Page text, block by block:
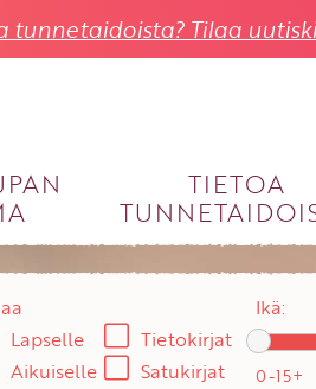
tunnetaidoista? Tilaa
TIETOA
KIRJAUDU
Salasana
Lapselle
Aikuiselle
Tietokirjat
Satukirjat
Ikä: